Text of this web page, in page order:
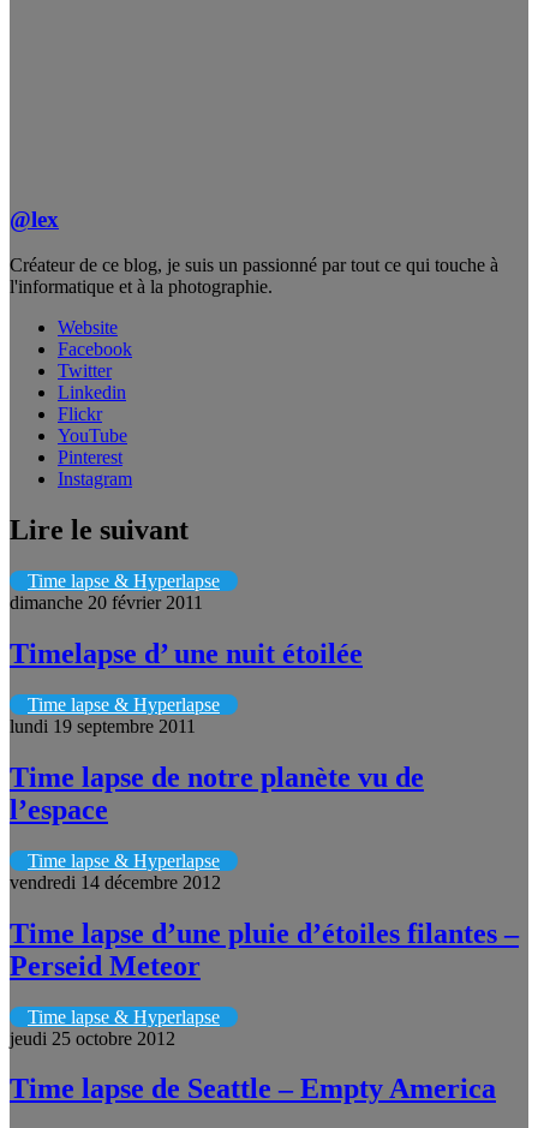
@lex
Créateur de ce blog, je suis un passionné par tout ce qui touche à
l'informatique et à la photographie.
Website
Facebook
Twitter
Linkedin
Flickr
YouTube
Pinterest
Instagram
Lire le suivant
Time lapse & Hyperlapse
dimanche 20 février 2011
Timelapse d’ une nuit étoilée
Time lapse & Hyperlapse
lundi 19 septembre 2011
Time lapse de notre planète vu de
l’espace
Time lapse & Hyperlapse
vendredi 14 décembre 2012
Time lapse d’une pluie d’étoiles filantes –
Perseid Meteor
Time lapse & Hyperlapse
jeudi 25 octobre 2012
Time lapse de Seattle – Empty America